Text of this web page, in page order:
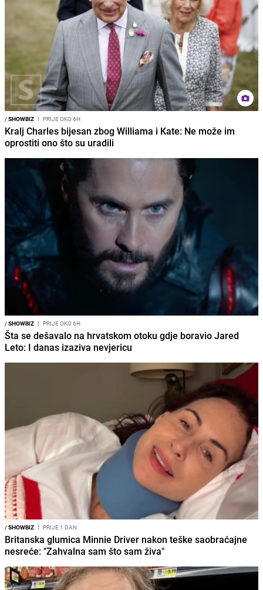
/SHOWBIZ I PRIJE OKO 6H
Kralj Charles bijesan zbog Williama i Kate: Ne može im
oprostiti ono što su uradili
/SHOWBIZ I PRIJE OKO 6H
Šta se dešavalo na hrvatskom otoku gdje boravio Jared
Leto: I danas izaziva nevjericu
/SHOWBIZ I PRIJE 1 DAN
Britanska glumica Minnie Driver nakon teške saobraćajne
nesreće: "Zahvalna sam što sam živa"